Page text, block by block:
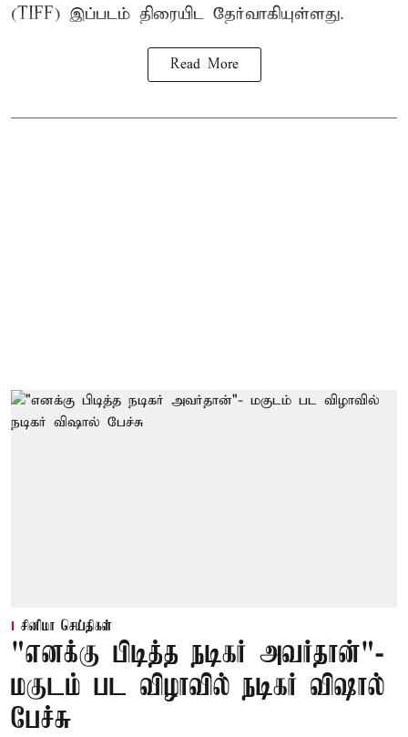
(TIFF) இப்படம் திரையிட தேர்வாகியுள்ளது.
Read More
சினிமா செய்திகள்
"எனக்கு பிடித்த நடிகர் அவர்தான்"-
மகுடம் பட விழாவில் நடிகர் விஷால்
பேச்சு